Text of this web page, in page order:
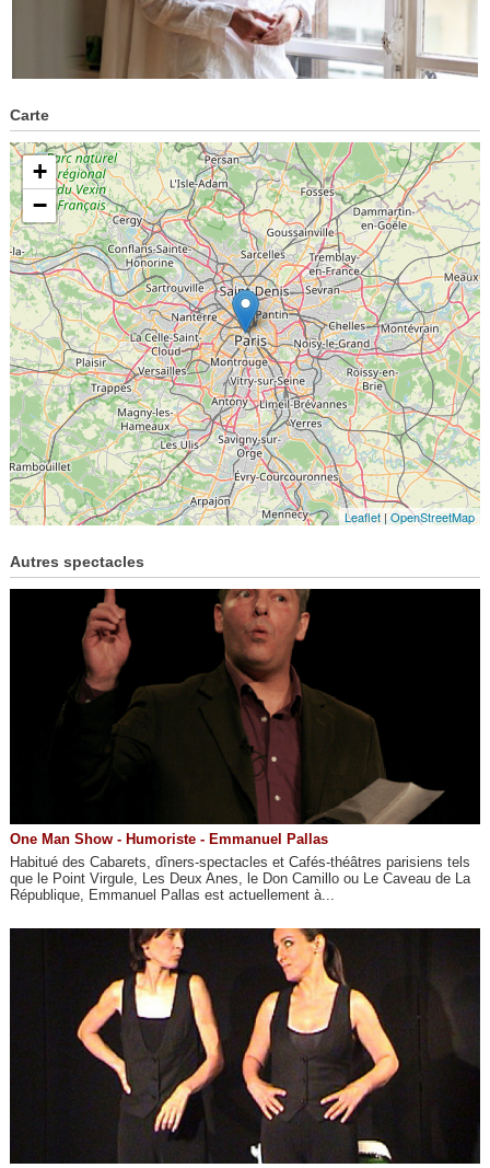
Carte
+
−
Leaflet|OpenStreetMap
Autres spectacles
One Man Show - Humoriste - Emmanuel Pallas
Habitué des Cabarets, dîners-spectacles et Cafés-théâtres parisiens tels
que le Point Virgule, Les Deux Anes, le Don Camillo ou Le Caveau de La
République, Emmanuel Pallas est actuellement à...